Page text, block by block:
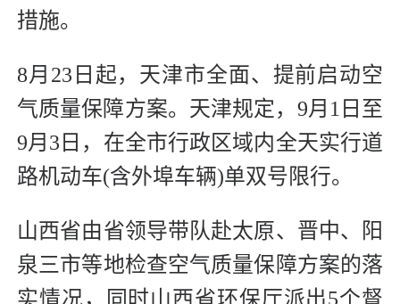
措施。
8月23日起，天津市全面、提前启动空
气质量保障方案。天津规定，9月1日至
9月3日，在全市行政区域内全天实行道
路机动车(含外埠车辆)单双号限行。
山西省由省领导带队赴太原、晋中、阳
泉三市等地检查空气质量保障方案的落
实情况，同时山西省环保厅派出5个督